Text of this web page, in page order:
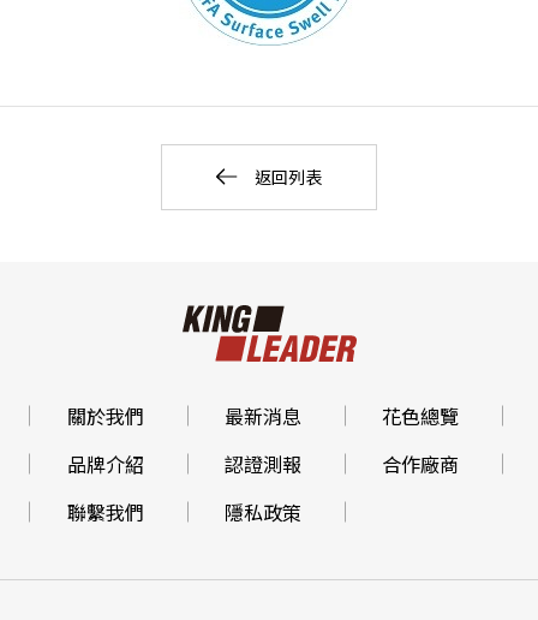
返回列表
關於我們 最新消息
花色總覽
品牌介紹
認證測報
合作廠商
聯繫我們
隱私政策